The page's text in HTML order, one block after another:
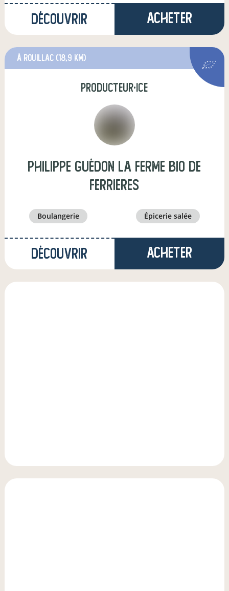
Découvrir Acheter
à Rouillac (18,9 km)
producteur·ice
Philippe Guédon La Ferme Bio de
Ferrieres
boulangerie épicerie salée
Découvrir Acheter